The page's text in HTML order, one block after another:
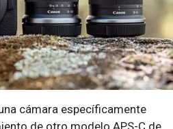
cámara específicamente